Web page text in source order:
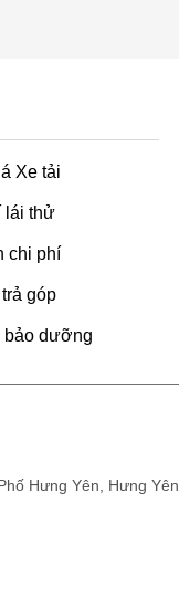
Xe tải
lái thử
chi phí
góp
dưỡng
Hưng Yên, Hưng Yên